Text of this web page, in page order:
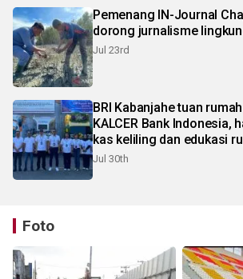
Pemenang IN-Journal
dorong jurnalisme
Jul 23rd
BRI Kabanjahe tuan
KALCER Bank Indonesia,
kas keliling dan edukasi
pelosok Karo
Jul 30th
Foto